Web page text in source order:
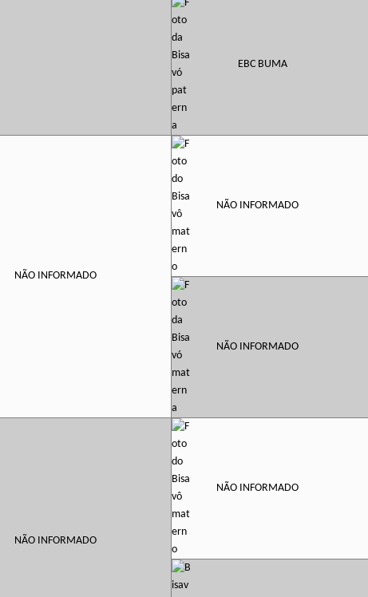
EBC BUMA
NÃO INFORMADO
NÃO INFORMADO
NÃO INFORMADO
NÃO INFORMADO
NÃO INFORMADO